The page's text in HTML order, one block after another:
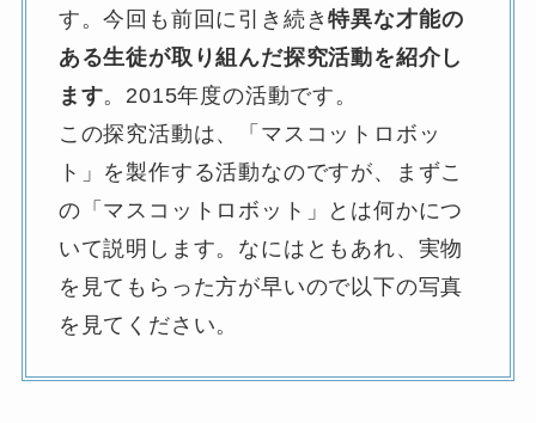
す。今回も前回に引き続き特異な才能の
ある生徒が取り組んだ探究活動を紹介し
ます。2015年度の活動です。
この探究活動は、「マスコットロボッ
ト」を製作する活動なのですが、まずこ
の「マスコットロボット」とは何かにつ
いて説明します。なにはともあれ、実物
を見てもらった方が早いので以下の写真
を見てください。